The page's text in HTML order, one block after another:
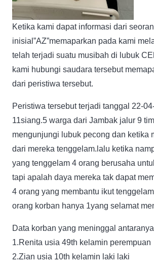
Ketika kami dapat informasi dari
inisial”AZ”memaparkan pada kami
telah terjadi suatu musibah di lubuk
kami hubungi saudara tersebut
dari peristiwa tersebut.
Peristiwa tersebut terjadi tanggal 22-
11siang.5 warga dari Jambak jalur 9
mengunjungi lubuk pecong dan ketika
dari mereka tenggelam.lalu ketika
yang tenggelam 4 orang berusaha
tapi apalah daya mereka tak dapat
4 orang yang membantu ikut
orang korban hanya 1yang selamat
Data korban yang meninggal
1.Renita usia 49th kelamin perempuan
2.Zian usia 10th kelamin laki laki